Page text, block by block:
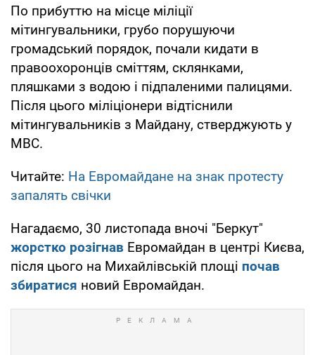
По прибуттю на місце міліції
мітингувальники, грубо порушуючи
громадський порядок, почали кидати в
правоохоронців сміттям, склянками,
пляшками з водою і підпаленими палицями.
Після цього міліціонери відтіснили
мітингувальників з Майдану, стверджують у
МВС.
Читайте: На Евромайдане на знак протесту
запалять свічки
Нагадаємо, 30 листопада вночі "Беркут"
жорстко розігнав Евромайдан в центрі Києва,
після цього на Михайлівській площі почав
збиратися новий Евромайдан.